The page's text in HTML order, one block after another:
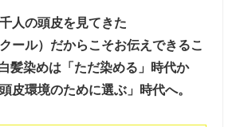
人の頭皮を見てきた
ール）だからこそお伝えできるこ
髪染めは「ただ染める」時代か
皮環境のために選ぶ」 時代へ。